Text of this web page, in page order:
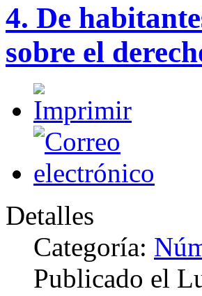
4. De
sobre el
Detalles
Categoría:
Publicado el